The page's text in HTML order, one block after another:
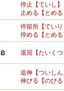
停止【ていし】
止める【とめ
停留所【てい
停める【とめ
退屈【たいく
追伸【ついし
伸びる【のび